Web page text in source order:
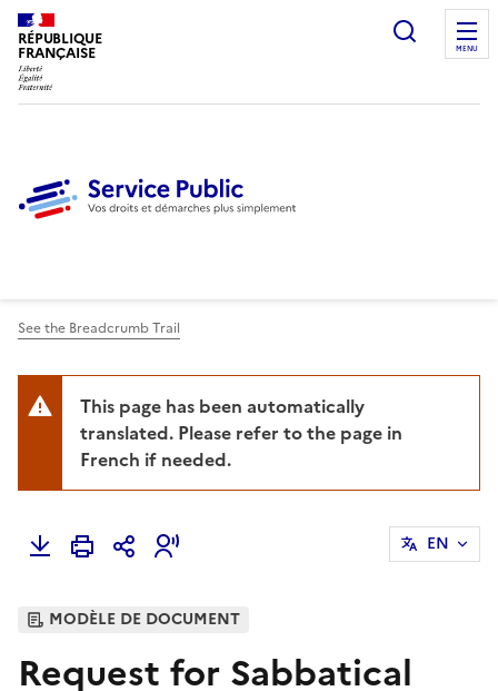
RÉPUBLIQUE
FRANÇAISE
Ouvrir
MENU
See the Breadcrumb Trail
This page has been automatically
translated. Please refer to the page in
French if needed.
EN
MODÈLE DE DOCUMENT
Request for Sabbatical